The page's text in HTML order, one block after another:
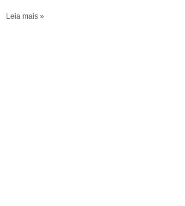
Leia mais »